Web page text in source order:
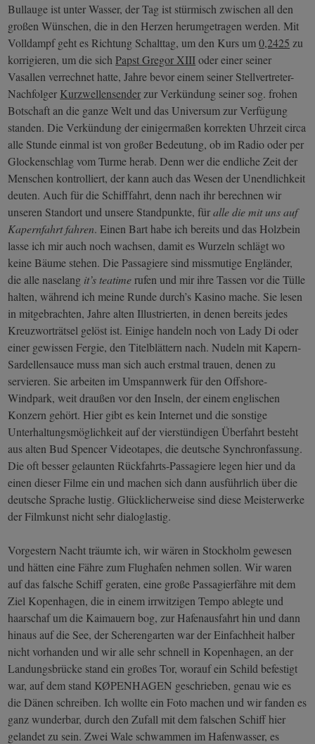
Bullauge ist unter Wasser, der Tag ist stürmisch zwischen all den
großen Wünschen, die in den Herzen herumgetragen werden. Mit
Volldampf geht es Richtung Schalttag, um den Kurs um0,2425 zu
korrigieren, um die sichPapst Gregor XIIIoder einer seiner
Vasallen verrechnet hatte, Jahre bevor einem seiner Stellvertreter-
Nachfolger Kurzwellensender zur Verkündung seiner sog. frohen
Botschaft an die ganze Welt und das Universum zur Verfügung
standen. Die Verkündung der einigermaßen korrekten Uhrzeit circa
alle Stunde einmal ist von großer Bedeutung, ob im Radio oder per
Glockenschlag vom Turme herab. Denn wer die endliche Zeit der
Menschen kontrolliert, der kann auch das Wesen der Unendlichkeit
deuten. Auch für die Schifffahrt, denn nach ihr berechnen wir
unseren Standort und unsere Standpunkte, füralle die mit uns auf
Kapernfahrt fahren. Einen Bart habe ich bereits und das Holzbein
lasse ich mir auch noch wachsen, damit es Wurzeln schlägt wo
keine Bäume stehen. Die Passagiere sind missmutige Engländer,
die alle naselang it’s teatimerufen und mir ihre Tassen vor die Tülle
halten, während ich meine Runde durch’s Kasino mache. Sie lesen
in mitgebrachten, Jahre alten Illustrierten, in denen bereits jedes
Kreuzworträtsel gelöst ist. Einige handeln noch von Lady Di oder
einer gewissen Fergie, den Titelblättern nach. Nudeln mit Kapern-
Sardellensauce muss man sich auch erstmal trauen, denen zu
servieren. Sie arbeiten im Umspannwerk für den Offshore-
Windpark, weit draußen vor den Inseln, der einem englischen
Konzern gehört. Hier gibt es kein Internet und die sonstige
Unterhaltungsmöglichkeit auf der vierstündigen Überfahrt besteht
aus alten Bud Spencer Videotapes, die deutsche Synchronfassung.
Die oft besser gelaunten Rückfahrts-Passagiere legen hier und da
einen dieser Filme ein und machen sich dann ausführlich über die
deutsche Sprache lustig. Glücklicherweise sind diese Meisterwerke
der Filmkunst nicht sehr dialoglastig.
Vorgestern Nacht träumte ich, wir wären in Stockholm gewesen
und hätten eine Fähre zum Flughafen nehmen sollen. Wir waren
auf das falsche Schiff geraten, eine große Passagierfähre mit dem
Ziel Kopenhagen, die in einem irrwitzigen Tempo ablegte und
haarschaf um die Kaimauern bog, zur Hafenausfahrt hin und dann
hinaus auf die See, der Scherengarten war der Einfachheit halber
nicht vorhanden und wir alle sehr schnell in Kopenhagen, an der
Landungsbrücke stand ein großes Tor, worauf ein Schild befestigt
war, auf dem stand KØPENHAGEN geschrieben, genau wie es
die Dänen schreiben. Ich wollte ein Foto machen und wir fanden es
ganz wunderbar, durch den Zufall mit dem falschen Schiff hier
gelandet zu sein. Zwei Wale schwammen im Hafenwasser, es